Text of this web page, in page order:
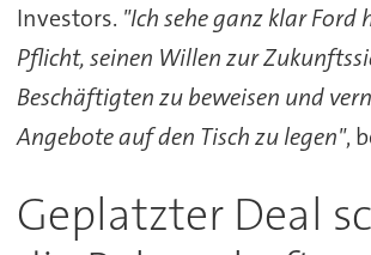
Investors. "Ich sehe ganz klar Ford
Pflicht, seinen Willen zur
Beschäftigten zu beweisen und
Angebote auf den Tisch zu legen",
Geplatzter Deal